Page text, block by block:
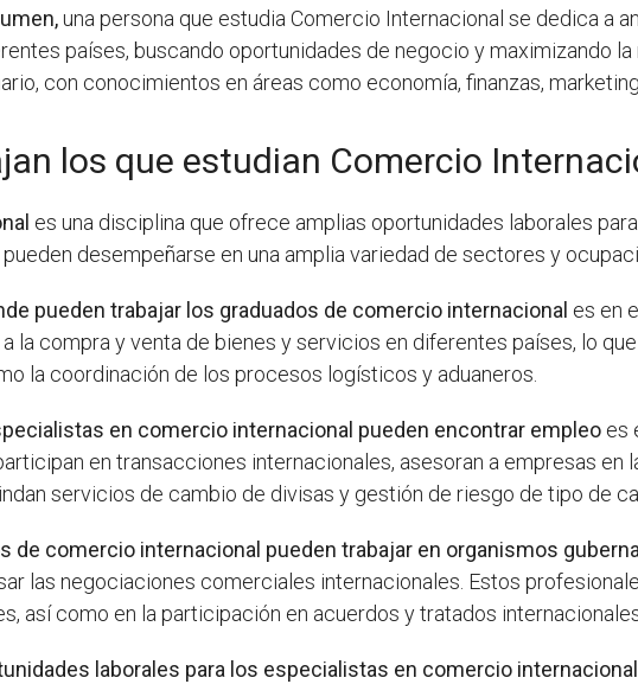
una persona que estudia Comercio Internacional se dedica a
países, buscando oportunidades de negocio y maximizando
con conocimientos en áreas como economía, finanzas,
los que estudian Comercio
es una disciplina que ofrece amplias oportunidades laborales
desempeñarse en una amplia variedad de sectores y
pueden trabajar los graduados de comercio internacional es en
la compra y venta de bienes y servicios en diferentes países, lo
la coordinación de los procesos logísticos y aduaneros.
en comercio internacional pueden encontrar empleo es
en transacciones internacionales, asesoran a empresas
servicios de cambio de divisas y gestión de riesgo de tipo de
de comercio internacional pueden trabajar en organismos
las negociaciones comerciales internacionales. Estos
así como en la participación en acuerdos y tratados
laborales para los especialistas en comercio